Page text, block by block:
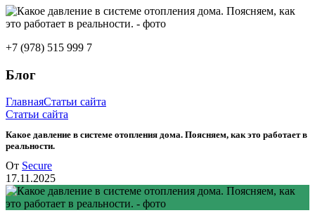
+7 (978) 515 999 7
Блог
ГлавнаяСтатьи сайта
Статьи сайта
Какое давление в системе отопления дома. Поясняем, как это работает в
реальности.
От Secure
17.11.2025